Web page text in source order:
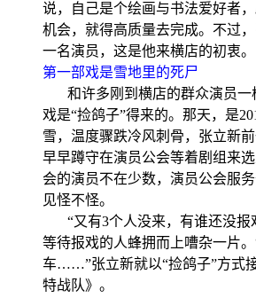
说，自己是个绘画与书法爱好者
机会，就得高质量去完成。不过
一名演员，这是他来横店的初衷。
第一部戏是雪地里的死尸
和许多刚到横店的群众演员一
戏是“捡鸽子”得来的。那天，是
雪，温度骤跌冷风刺骨，张立新
早早蹲守在演员公会等着剧组来
会的演员不在少数，演员公会服
见怪不怪。
“又有3个人没来，有谁还没报
等待报戏的人蜂拥而上嘈杂一片
车……”张立新就以“捡鸽子”方式
特战队》。